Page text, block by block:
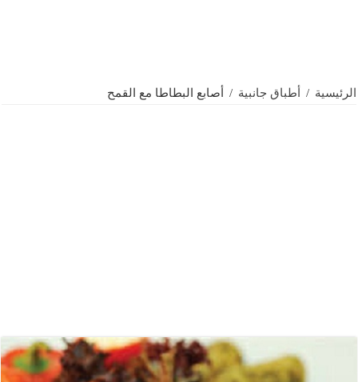
الرئيسية / أطباق جانبية / أصابع البطاطا مع القمح